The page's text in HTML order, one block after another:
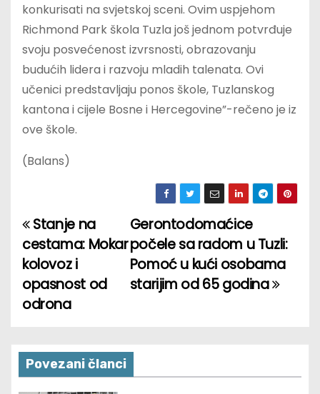
konkurisati na svjetskoj sceni. Ovim uspjehom
Richmond Park škola Tuzla još jednom potvrđuje
svoju posvećenost izvrsnosti, obrazovanju
budućih lidera i razvoju mladih talenata. Ovi
učenici predstavljaju ponos škole, Tuzlanskog
kantona i cijele Bosne i Hercegovine”-rečeno je iz
ove škole.
(Balans)
P
o
s
n
a
Gerontodomaćice
počele sa radom u Tuzli:
Pomoć u kući osobama
starijim od 65 godina
Stanje na
cestama: Mokar
kolovoz i
opasnost od
odrona
Povezani članci